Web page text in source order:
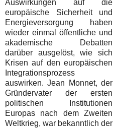
Auswirkungen auf die
europäische Sicherheit und
Energieversorgung haben
wieder einmal öffentliche und
akademische Debatten
darüber ausgelöst, wie sich
Krisen auf den europäischen
Integrationsprozess
auswirken. Jean Monnet, der
Gründervater der ersten
politischen Institutionen
Europas nach dem Zweiten
Weltkrieg, war bekanntlich der